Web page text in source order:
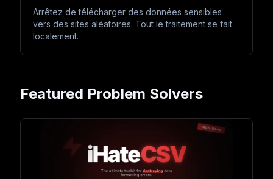
Arrêtez de télécharger des données sensibles
vers des sites aléatoires. Tout le traitement se fait
localement.
Featured Problem Solvers